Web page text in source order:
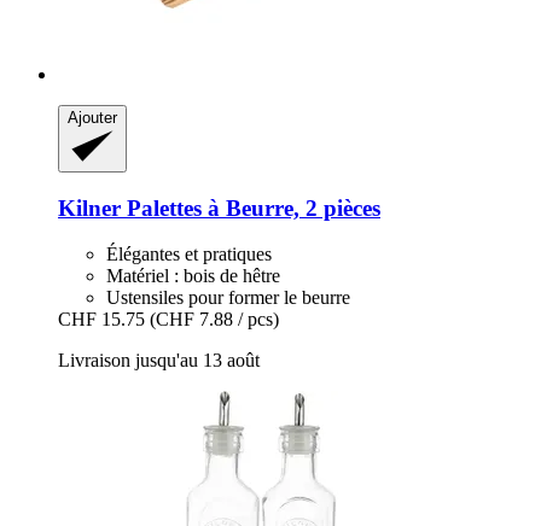
Ajouter
Kilner Palettes à Beurre, 2 pièces
Élégantes et pratiques
Matériel : bois de hêtre
Ustensiles pour former le beurre
CHF 15.75 (CHF 7.88 / pcs)
Livraison jusqu'au 13 août